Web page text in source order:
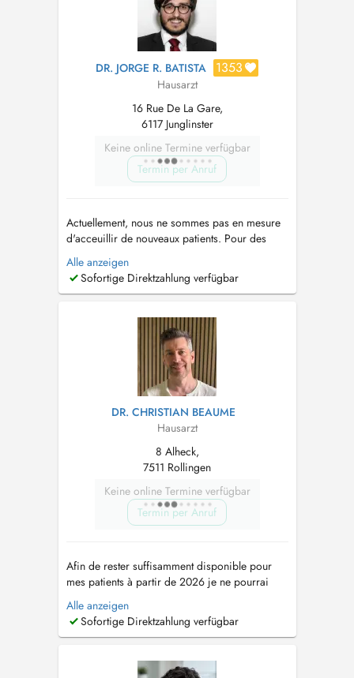
DR. JORGE R. BATISTA 1353
Hausarzt
16 Rue De La Gare,
6117 Junglinster
Keine online Termine verfügbar
Termin per Anruf
Actuellement, nous ne sommes pas en mesure
d'acceuillir de nouveaux patients. Pour des
visites à domicile, la vaccination anti-COVID ou
un RDV en dehors des plages proposées,
merci d'appeler. Prochaines absences: - 26.03-
centre du nouveau cœur d...
Alle anzeigen
Sofortige Direktzahlung verfügbar
DR. CHRISTIAN BEAUME
Hausarzt
8 Alheck,
7511 Rollingen
Keine online Termine verfügbar
Termin per Anruf
Afin de rester suffisamment disponible pour
mes patients à partir de 2026 je ne pourrai
plus accepter des nouveaux patients sauf les
habitants du Canton de Mersch. Mes anciens
patients du Centre médical Cents comptent
vacances d'été le cabinet sera fermé du ...
Alle anzeigen
Sofortige Direktzahlung verfügbar